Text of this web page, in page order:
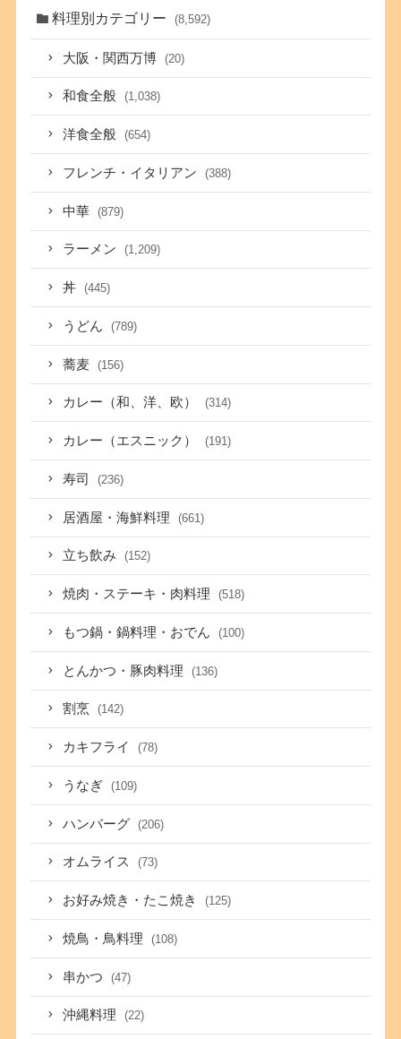
料理別カテゴリー (8,592)
大阪・関西万博 (20)
和食全般 (1,038)
洋食全般 (654)
フレンチ・イタリアン (388)
中華 (879)
ラーメン (1,209)
丼 (445)
うどん (789)
蕎麦 (156)
カレー（和、洋、欧） (314)
カレー（エスニック） (191)
寿司 (236)
居酒屋・海鮮料理 (661)
立ち飲み (152)
焼肉・ステーキ・肉料理 (518)
もつ鍋・鍋料理・おでん (100)
とんかつ・豚肉料理 (136)
割烹 (142)
カキフライ (78)
うなぎ (109)
ハンバーグ (206)
オムライス (73)
お好み焼き・たこ焼き (125)
焼鳥・鳥料理 (108)
串かつ (47)
沖縄料理 (22)